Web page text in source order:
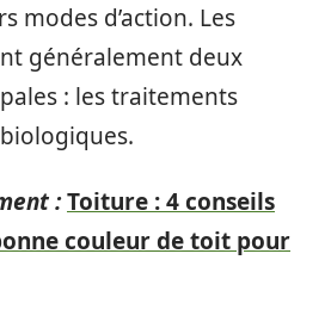
modes d’action. Les
généralement deux
: les traitements
:Toiture : 4 conseils
couleur de toit pour